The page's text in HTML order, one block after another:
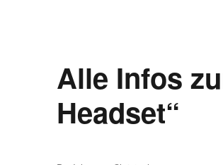
Alle Infos
Headset“